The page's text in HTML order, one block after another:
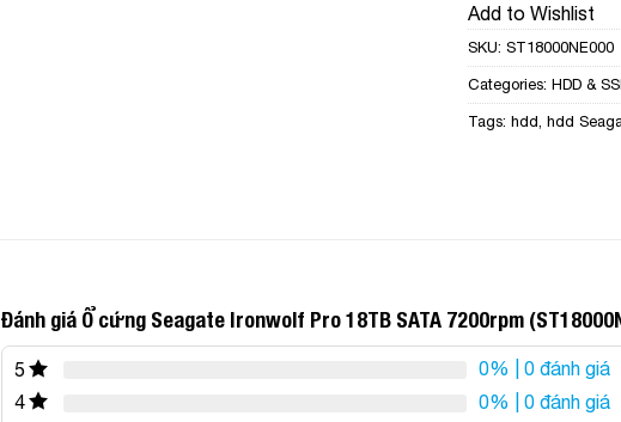
Add to Wishlist
SKU: ST18000NE000
Categories: HDD &
Tags: hdd hdd
Đánh giá Ổ cứng Seagate Ironwolf Pro 18TB SATA 7200rpm
5 0% | 0 đánh giá
4
0% | 0 đánh giá